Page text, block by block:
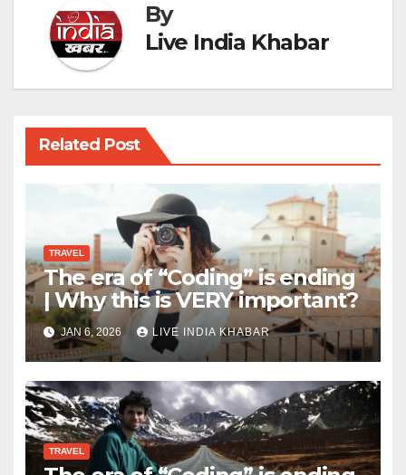
By
Live India Khabar
Related Post
TRAVEL
The era of “Coding” is ending
| Why this is VERY important?
JAN 6, 2026 LIVE INDIA KHABAR
TRAVEL